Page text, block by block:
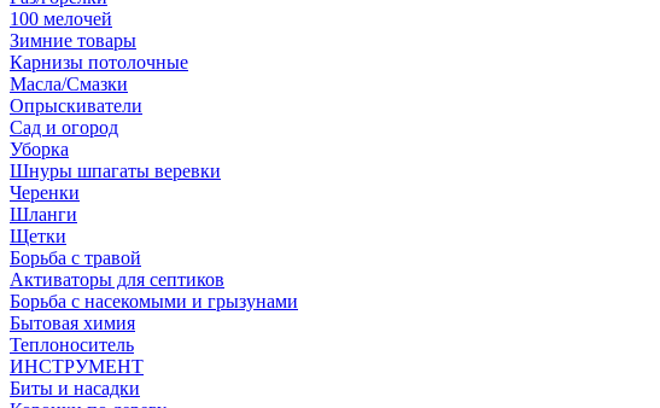
100 мелочей
Зимние товары
Карнизы потолочные
Масла/Смазки
Опрыскиватели
Сад и огород
Уборка
Шнуры шпагаты веревки
Черенки
Шланги
Щетки
Борьба с травой
Активаторы для септиков
Борьба с насекомыми и грызунами
Бытовая химия
Теплоноситель
ИНСТРУМЕНТ
Биты и насадки